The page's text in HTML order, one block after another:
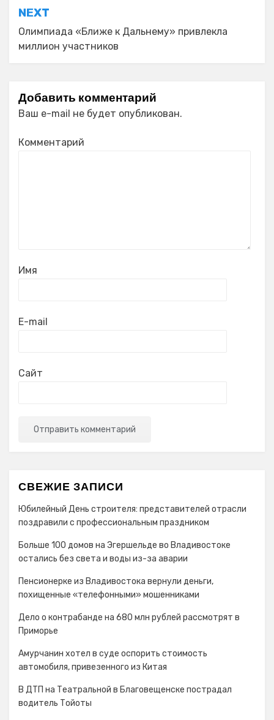
NEXT
Олимпиада «Ближе к Дальнему» привлекла
миллион участников
Добавить комментарий
Ваш e-mail не будет опубликован.
Комментарий
Имя
E-mail
Сайт
СВЕЖИЕ ЗАПИСИ
Юбилейный День строителя: представителей отрасли
поздравили с профессиональным праздником
Больше 100 домов на Эгершельде во Владивостоке
остались без света и воды из-за аварии
Пенсионерке из Владивостока вернули деньги,
похищенные «телефонными» мошенниками
Дело о контрабанде на 680 млн рублей рассмотрят в
Приморье
Амурчанин хотел в суде оспорить стоимость
автомобиля, привезенного из Китая
В ДТП на Театральной в Благовещенске пострадал
водитель Тойоты